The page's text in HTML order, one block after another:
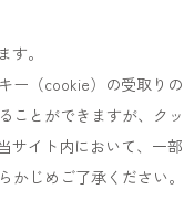
。
ー（cookie）の受取りの
ことができますが、クッ
サイト内において、一部
じめご了承ください。